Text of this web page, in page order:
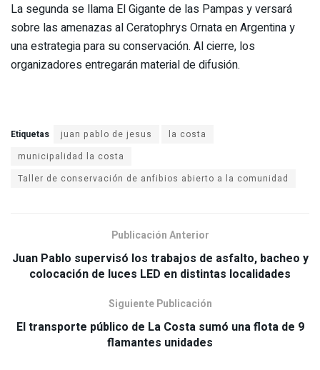
La segunda se llama El Gigante de las Pampas y versará
sobre las amenazas al Ceratophrys Ornata en Argentina y
una estrategia para su conservación. Al cierre, los
organizadores entregarán material de difusión.
Etiquetas juan pablo de jesus
la costa
municipalidad la costa
Taller de conservación de anfibios abierto a la comunidad
Publicación Anterior
Juan Pablo supervisó los trabajos de asfalto, bacheo y
colocación de luces LED en distintas localidades
Siguiente Publicación
El transporte público de La Costa sumó una flota de 9
flamantes unidades